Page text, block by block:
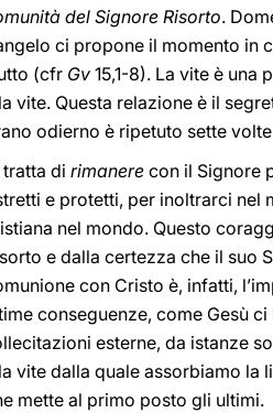
del Signore Risorto.
ci propone il momento in
(cfr Gv 15,1-8). La vite è una
vite. Questa relazione è il
odierno è ripetuto sette
tratta di rimanere con il Signore
e protetti, per inoltrarci nel
nel mondo. Questo
e dalla certezza che il suo
con Cristo è, infatti,
conseguenze, come Gesù
esterne, da istanze
vite dalla quale assorbiamo la
mette al primo posto gli ultimi.